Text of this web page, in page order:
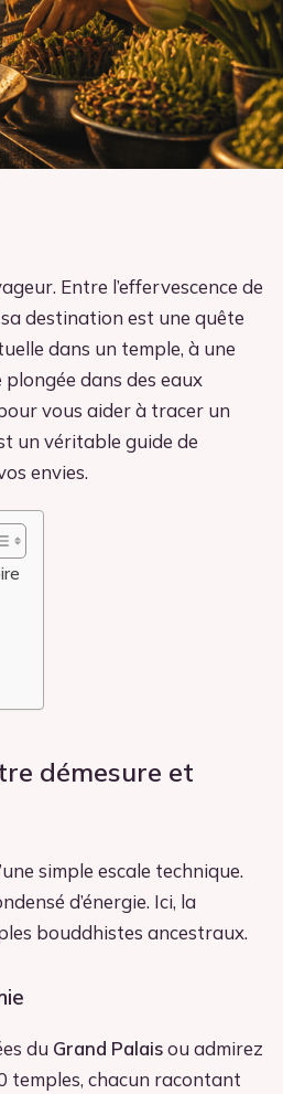
Entre l’effervescence de
destination est une quête
dans un temple, à une
dans des eaux
vous aider à tracer un
un véritable guide de
envies.
démesure et
simple escale technique.
d’énergie. Ici, la
bouddhistes ancestraux.
du Grand Palaisou admirez
temples, chacun racontant